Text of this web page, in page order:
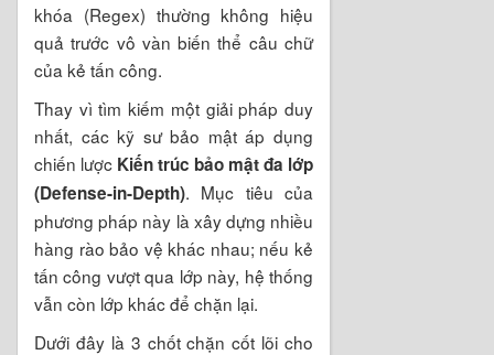
khóa (Regex) thường không hiệu
quả trước vô vàn biến thể câu chữ
của kẻ tấn công.
Thay vì tìm kiếm một giải pháp duy
nhất, các kỹ sư bảo mật áp dụng
chiến lược Kiến trúc bảo mật đa lớp
(Defense-in-Depth). Mục tiêu của
phương pháp này là xây dựng nhiều
hàng rào bảo vệ khác nhau; nếu kẻ
tấn công vượt qua lớp này, hệ thống
vẫn còn lớp khác để chặn lại.
Dưới đây là 3 chốt chặn cốt lõi cho